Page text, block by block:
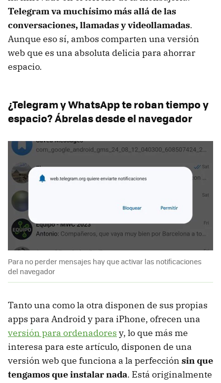
Telegram va muchísimo más allá de las
conversaciones, llamadas y videollamadas.
Aunque eso sí, ambos comparten una versión
web que es una absoluta delicia para ahorrar
espacio.
¿Telegram y WhatsApp te roban tiempo y
espacio? Ábrelas desde el navegador
Para no perder mensajes hay que activar las notificaciones
del navegador
Tanto una como la otra disponen de sus propias
apps para Android y para iPhone, ofrecen una
versión para ordenadores y, lo que más me
interesa para este artículo, disponen de una
versión web que funciona a la perfección sin que
tengamos que instalar nada. Está originalmente